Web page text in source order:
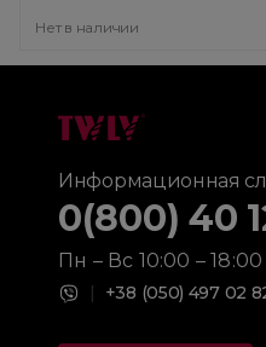
Нет в наличии
Информационная
0(800) 40
Пн – Вс 10:00 – 18:00
| +38 (050) 497 02